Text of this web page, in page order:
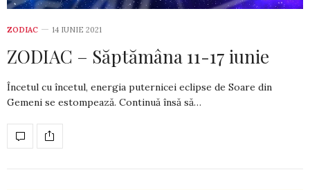
ZODIAC 14 IUNIE 2021
ZODIAC – Săptămâna 11-17 iunie
Încetul cu încetul, energia puternicei eclipse de Soare din
Gemeni se estompează. Continuă însă să…